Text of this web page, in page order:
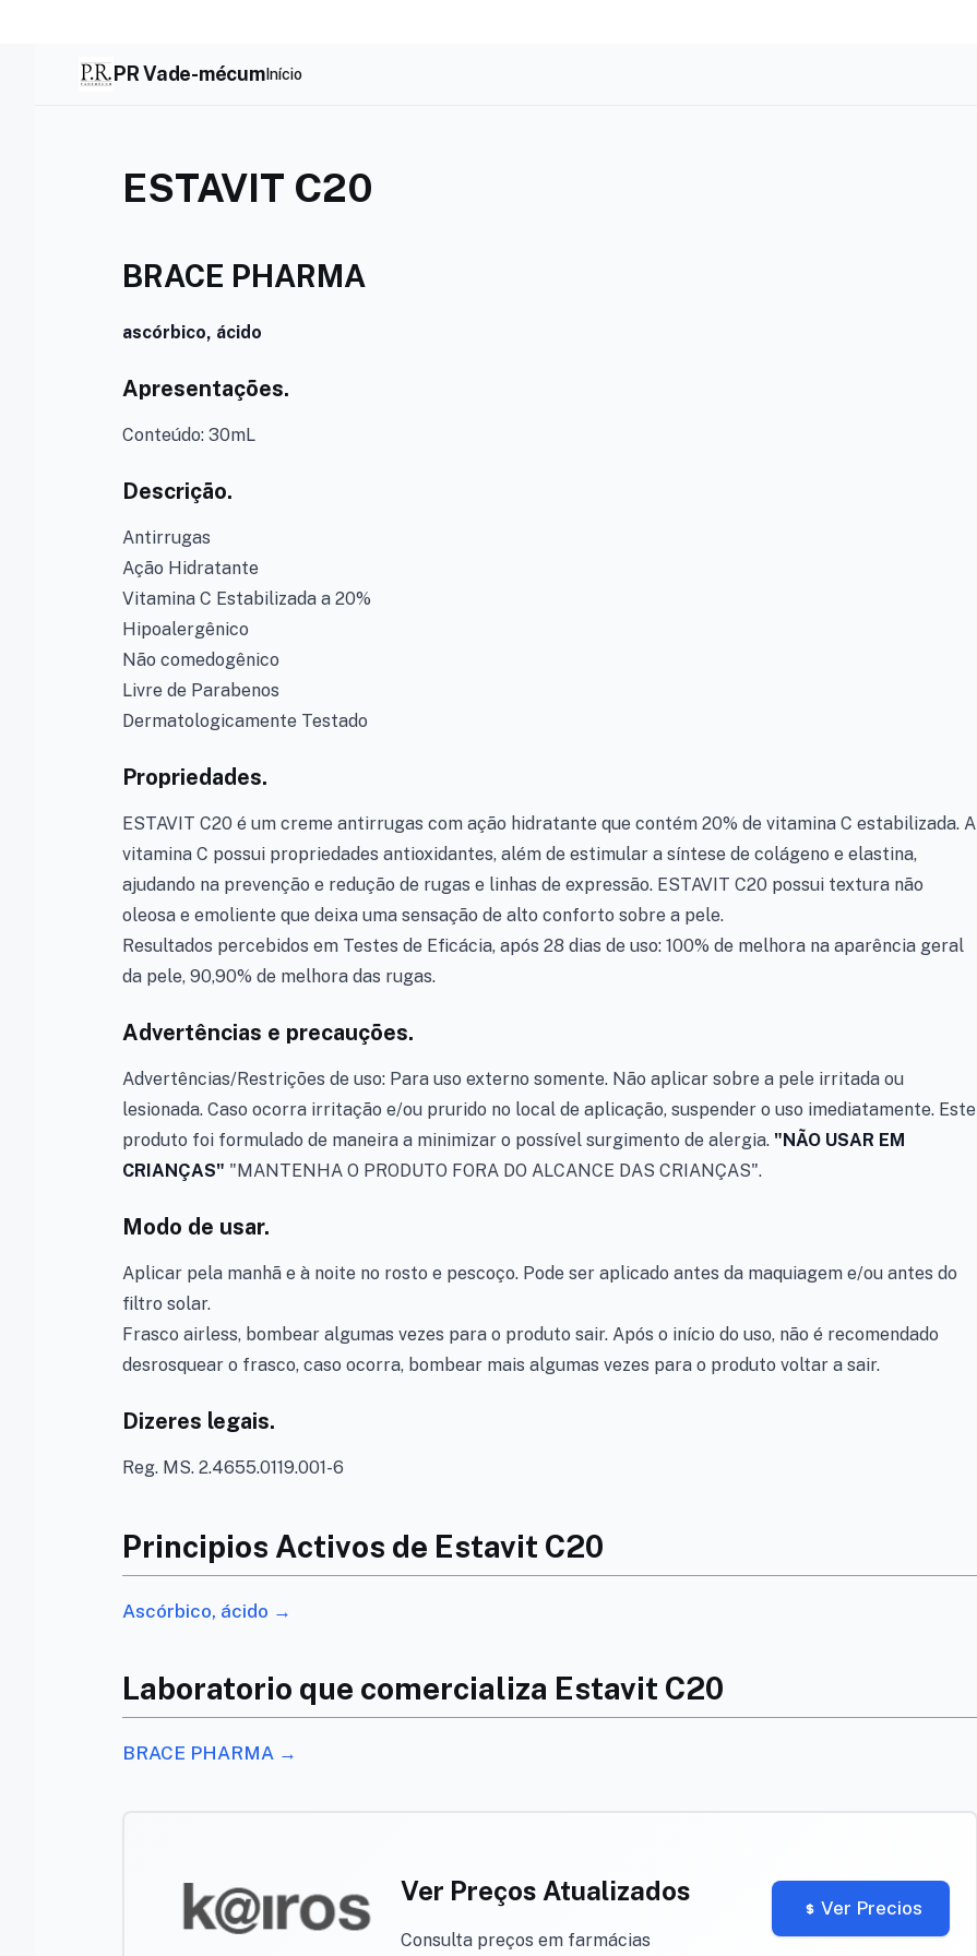
PR Vade-mécumInício
ESTAVIT C20
BRACE PHARMA
ascórbico, ácido
Apresentações.
Conteúdo: 30mL
Descrição.
Antirrugas
Ação Hidratante
Vitamina C Estabilizada a 20%
Hipoalergênico
Não comedogênico
Livre de Parabenos
Dermatologicamente Testado
Propriedades.
ESTAVIT C20 é um creme antirrugas com ação hidratante que contém 20% de vitamina C estabilizada. A
vitamina C possui propriedades antioxidantes, além de estimular a síntese de colágeno e elastina,
ajudando na prevenção e redução de rugas e linhas de expressão. ESTAVIT C20 possui textura não
oleosa e emoliente que deixa uma sensação de alto conforto sobre a pele.
Resultados percebidos em Testes de Eficácia, após 28 dias de uso: 100% de melhora na aparência geral
da pele, 90,90% de melhora das rugas.
Advertências e precauções.
Advertências/Restrições de uso: Para uso externo somente. Não aplicar sobre a pele irritada ou
lesionada. Caso ocorra irritação e/ou prurido no local de aplicação, suspender o uso imediatamente. Este
produto foi formulado de maneira a minimizar o possível surgimento de alergia. "NÃO USAR EM
CRIANÇAS" "MANTENHA O PRODUTO FORA DO ALCANCE DAS CRIANÇAS".
Modo de usar.
Aplicar pela manhã e à noite no rosto e pescoço. Pode ser aplicado antes da maquiagem e/ou antes do
filtro solar.
Frasco airless, bombear algumas vezes para o produto sair. Após o início do uso, não é recomendado
desrosquear o frasco, caso ocorra, bombear mais algumas vezes para o produto voltar a sair.
Dizeres legais.
Reg. MS. 2.4655.0119.001-6
Principios Activos de Estavit C20
Ascórbico, ácido →
Laboratorio que comercializa Estavit C20
BRACE PHARMA →
Ver Preços Atualizados
Consulta preços em farmácias
Ver Precios